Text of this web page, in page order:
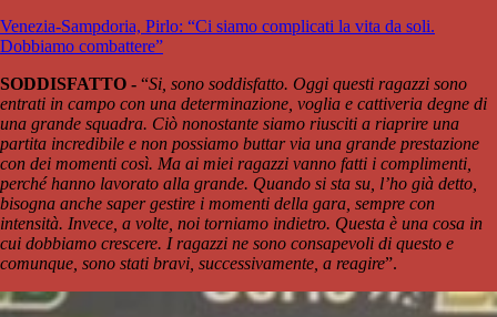
Venezia-Sampdoria, Pirlo: “Ci siamo complicati la vita da soli.
Dobbiamo combattere”
SODDISFATTO - “Si, sono soddisfatto. Oggi questi ragazzi sono
entrati in campo con una determinazione, voglia e cattiveria degne di
una grande squadra. Ciò nonostante siamo riusciti a riaprire una
partita incredibile e non possiamo buttar via una grande prestazione
con dei momenti così. Ma ai miei ragazzi vanno fatti i complimenti,
perché hanno lavorato alla grande. Quando si sta su, l’ho già detto,
bisogna anche saper gestire i momenti della gara, sempre con
intensità. Invece, a volte, noi torniamo indietro. Questa è una cosa in
cui dobbiamo crescere. I ragazzi ne sono consapevoli di questo e
comunque, sono stati bravi, successivamente, a reagire”.